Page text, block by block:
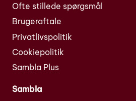
Ofte stillede spørgsmål
Brugeraftale
Privatlivspolitik
Cookiepolitik
Sambla Plus
Sambla